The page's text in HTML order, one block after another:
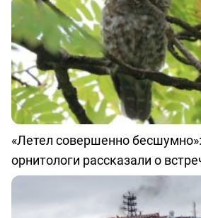
«Летел совершенно
орнитологи рассказали о